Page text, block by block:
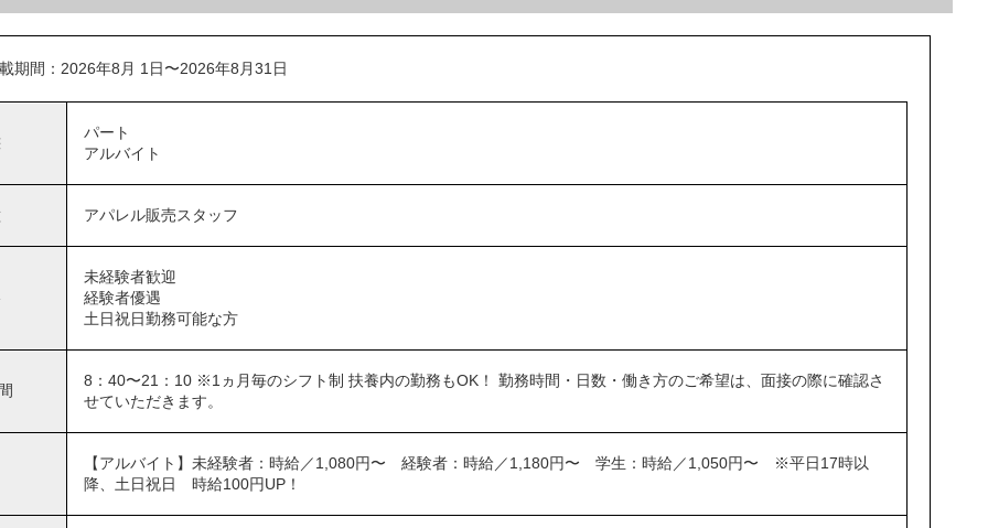
期間：2026年8月 1日〜2026年8月31日
パート
アルバイト
アパレル販売スタッフ
未経験者歓迎
経験者優遇
土日祝日勤務可能な方
8：40〜21：10 ※1ヵ月毎のシフト制 扶養内の勤務もOK！ 勤務時間・日数・働き方のご希望は、面接の際に確認さ
せていただきます。
【アルバイト】未経験者：時給／1,080円〜 経験者：時給／1,180円〜 学生：時給／1,050円〜 ※平日17時以
降、土日祝日 時給100円UP！